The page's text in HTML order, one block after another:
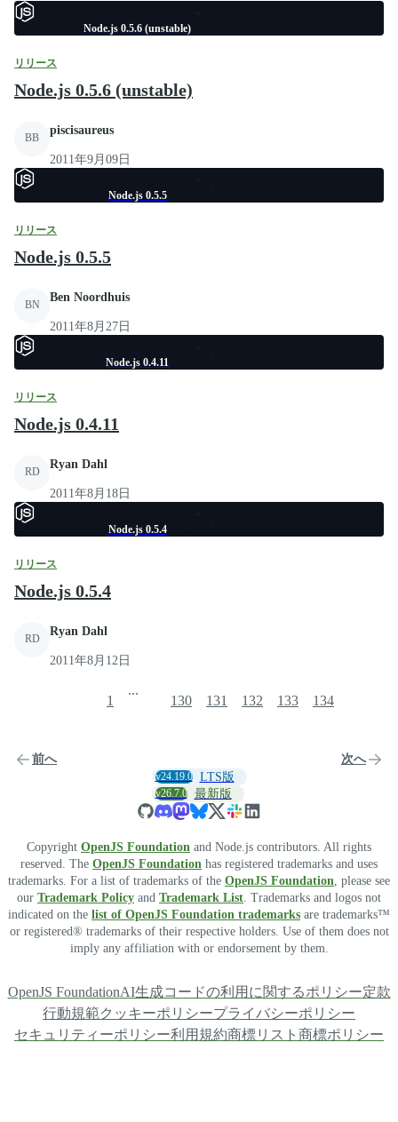
Node.js 0.5.6 (unstable)
リリース
Node.js 0.5.6 (unstable)
BB
piscisaureus
2011年9月09日
Node.js 0.5.5
リリース
Node.js 0.5.5
BN
Ben Noordhuis
2011年8月27日
Node.js 0.4.11
リリース
Node.js 0.4.11
RD
Ryan Dahl
2011年8月18日
Node.js 0.5.4
リリース
Node.js 0.5.4
RD
Ryan Dahl
2011年8月12日
前へ
1
...
130 131 132 133 134
次へ
v24.19.0 LTS版
v26.7.0 最新版
Copyright OpenJS Foundation and Node.js contributors. All rights
reserved. The OpenJS Foundation has registered trademarks and uses
trademarks. For a list of trademarks of the OpenJS Foundation , please see
our Trademark Policy and Trademark List . Trademarks and logos not
indicated on the list of OpenJS Foundation trademarks are trademarks™
or registered® trademarks of their respective holders. Use of them does not
imply any affiliation with or endorsement by them.
OpenJS FoundationAI生成コードの利用に関するポリシー定款
行動規範クッキーポリシープライバシーポリシー
セキュリティーポリシー利用規約商標リスト 商標ポリシー